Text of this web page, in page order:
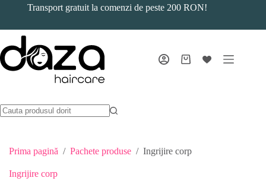
Transport gratuit la comenzi de peste 200 RON!
Coș
Prima pagină / Pachete produse / Ingrijire corp
Ingrijire corp